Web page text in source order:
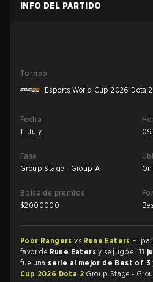
INFO DEL PARTIDO
Torneo
Esports World Cup 2026 Dota 2
Fecha
11 July
Fase
Group Stage - Group A
Bolsa de premios
$2000000
Poor Rangersvs Rune Eaters El
favor de Rune Eatersy se jugó el 11
fue una serie al mejor de Best of 3
Cup 2026 Dota 2 Group Stage -